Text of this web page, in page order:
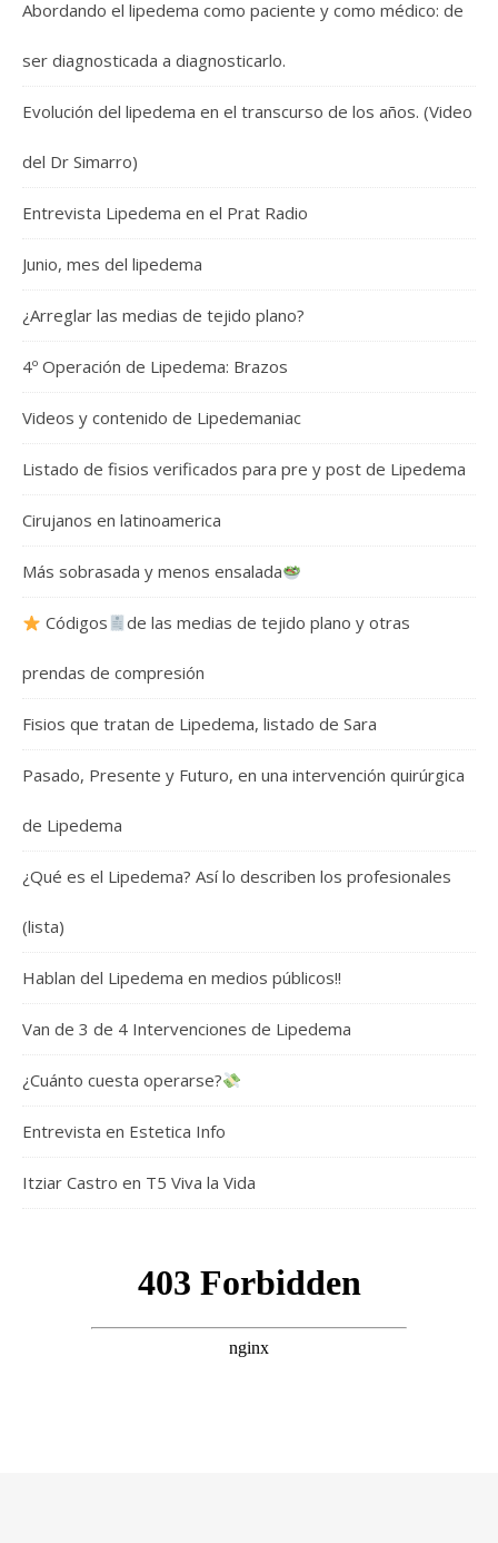
Abordando el lipedema como paciente y como médico: de
ser diagnosticada a diagnosticarlo.
Evolución del lipedema en el transcurso de los años. (Video
del Dr Simarro)
Entrevista Lipedema en el Prat Radio
Junio, mes del lipedema
¿Arreglar las medias de tejido plano?
4º Operación de Lipedema: Brazos
Videos y contenido de Lipedemaniac
Listado de fisios verificados para pre y post de Lipedema
Cirujanos en latinoamerica
Más sobrasada y menos ensalada
Códigos de las medias de tejido plano y otras
prendas de compresión
Fisios que tratan de Lipedema, listado de Sara
Pasado, Presente y Futuro, en una intervención quirúrgica
de Lipedema
¿Qué es el Lipedema? Así lo describen los profesionales
(lista)
Hablan del Lipedema en medios públicos!!
Van de 3 de 4 Intervenciones de Lipedema
¿Cuánto cuesta operarse?
Entrevista en Estetica Info
Itziar Castro en T5 Viva la Vida